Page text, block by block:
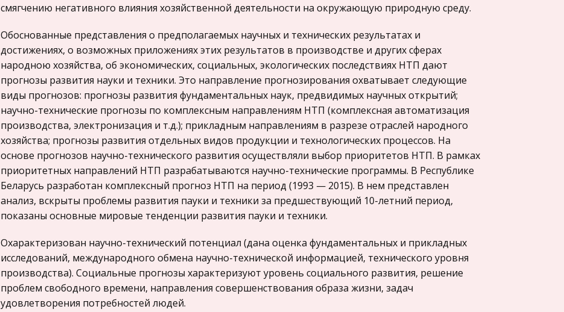
смягчению негативного влияния хозяйственной деятельности на окружающую природную среду.
Обоснованные представления о предполагаемых научных и технических результатах и
достижениях, о возможных приложениях этих результатов в производстве и других сферах
народною хозяйства, об экономических, социальных, экологических последствиях НТП дают
прогнозы развития науки и техники. Это направление прогнозирования охватывает следующие
виды прогнозов: прогнозы развития фундаментальных наук, предвидимых научных открытий;
научно-технические прогнозы по комплексным направлениям НТП (комплексная автоматизация
производства, электронизация и т.д.); прикладным направлениям в разрезе отраслей народного
хозяйства; прогнозы развития отдельных видов продукции и технологических процессов. На
основе прогнозов научно-технического развития осуществляли выбор приоритетов НТП. В рамках
приоритетных направлений НТП разрабатываются научно-технические программы. В Республике
Беларусь разработан комплексный прогноз НТП на период (1993 — 2015). В нем представлен
анализ, вскрыты проблемы развития пауки и техники за предшествующий 10-летний период,
показаны основные мировые тенденции развития пауки и техники.
Охарактеризован научно-технический потенциал (дана оценка фундаментальных и прикладных
исследований, международного обмена научно-технической информацией, технического уровня
производства). Социальные прогнозы характеризуют уровень социального развития, решение
проблем свободного времени, направления совершенствования образа жизни, задач
удовлетворения потребностей людей.